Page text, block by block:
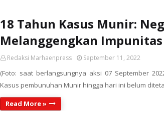
18 Tahun Kasus Munir:
Melanggengkan Impunitas
Redaksi Marhaenpress September 11, 2022
(Foto: saat berlangsungnya aksi 07 September
Kasus pembunuhan Munir hingga hari ini belum
Read More »